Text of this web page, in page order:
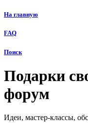
На главную
FAQ
Поиск
Подарки
форум
Идеи, мастер-классы,